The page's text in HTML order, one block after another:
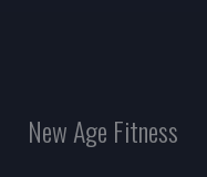
New Age Fitness